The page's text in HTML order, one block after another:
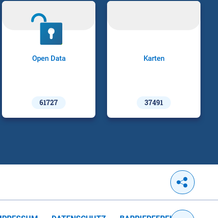
Open Data
61727
Karten
37491